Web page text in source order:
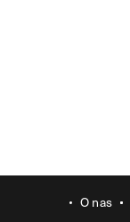
O nas